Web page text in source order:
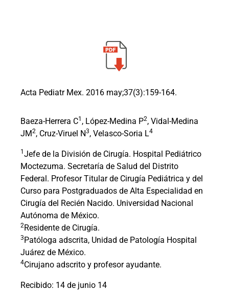
Acta Pediatr Mex. 2016 may;37(3):159-164.
Baeza-Herrera C1 , López-Medina P2, Vidal-Medina
JM2, Cruz-Viruel N3, Velasco-Soria L4
1 Jefe de la División de Cirugía. Hospital Pediátrico
Moctezuma. Secretaría de Salud del Distrito
Federal. Profesor Titular de Cirugía Pediátrica y del
Curso para Postgraduados de Alta Especialidad en
Cirugía del Recién Nacido. Universidad Nacional
Autónoma de México.
2Residente de Cirugía.
3 Patóloga adscrita, Unidad de Patología Hospital
Juárez de México.
4Cirujano adscrito y profesor ayudante.
Recibido: 14 de junio 14